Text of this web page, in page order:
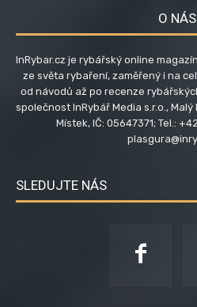
O NÁS
InRybar.cz je rybářský online
ze světa rybaření, zaměřený i na
od návodů až po recenze
společnost InRybář Media s.r.o., Malý
Místek, IČ: 05647371; Tel.:
SLEDUJTE NÁS